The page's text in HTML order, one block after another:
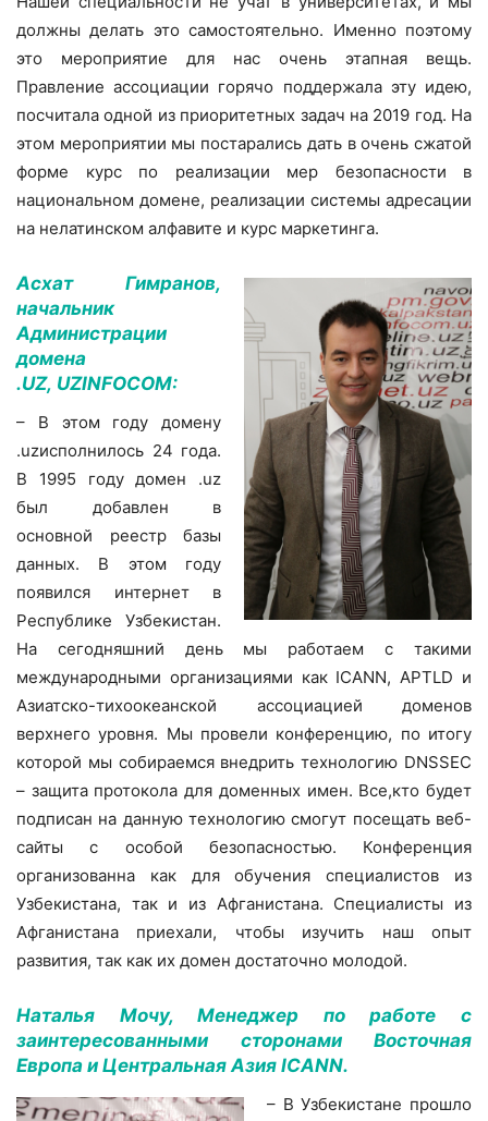
должны делать это самостоятельно. Именно поэтому
это мероприятие для нас очень этапная вещь.
Правление ассоциации горячо поддержала эту идею,
посчитала одной из приоритетных задач на 2019 год. На
этом мероприятии мы постарались дать в очень сжатой
форме курс по реализации мер безопасности в
национальном домене, реализации системы адресации
на нелатинском алфавите и курс маркетинга.
Асхат Гимранов,
начальник
Администрации
домена
.UZ, UZINFOCOM:
– В этом году домену
.uzисполнилось 24 года.
В 1995 году домен .uz
был добавлен в
основной реестр базы
данных. В этом году
появился интернет в
Республике Узбекистан.
На сегодняшний день мы работаем с такими
международными организациями как ICANN, APTLD и
Азиатско-тихоокеанской ассоциацией доменов
верхнего уровня. Мы провели конференцию, по итогу
которой мы собираемся внедрить технологию DNSSEC
– защита протокола для доменных имен. Все,кто будет
подписан на данную технологию смогут посещать веб-
сайты с особой безопасностью. Конференция
организованна как для обучения специалистов из
Узбекистана, так и из Афганистана. Специалисты из
Афганистана приехали, чтобы изучить наш опыт
развития, так как их домен достаточно молодой.
Наталья Мочу, Менеджер по работе с
заинтересованными сторонами Восточная
Европа и Центральная Азия ICANN.
– В Узбекистане прошло